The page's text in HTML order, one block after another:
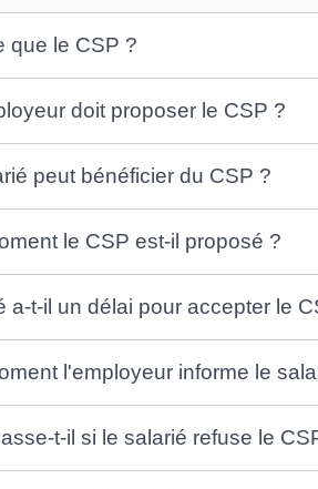
que le CSP ?
doit proposer le CSP ?
peut bénéficier du CSP ?
le CSP est-il proposé ?
a-t-il un délai pour accepter le
l'employeur informe le
t-il si le salarié refuse le